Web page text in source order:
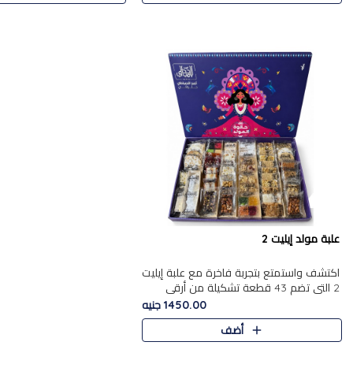
علبة مولد إيليت 2
اكتشف واستمتع بتجربة فاخرة مع علبة إيليت
2 التي تضم 43 قطعة تشكيلة من أرقى
حلويات المولد الشرقية المصرية الأصيلة
,معروضة بشكل جميل في علبة أ..
1450.00 جنيه
أضف